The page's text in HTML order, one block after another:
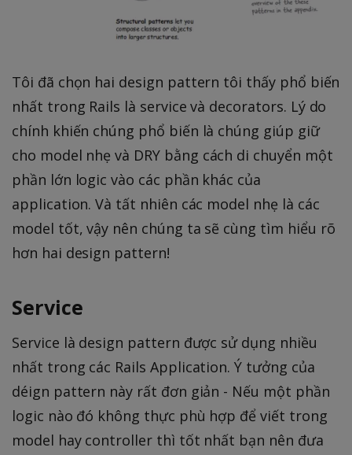
Tôi đã chọn hai design pattern tôi thấy phổ biến
nhất trong Rails là service và decorators. Lý do
chính khiến chúng phổ biến là chúng giúp giữ
cho model nhẹ và DRY bằng cách di chuyển một
phần lớn logic vào các phần khác của
application. Và tất nhiên các model nhẹ là các
model tốt, vậy nên chúng ta sẽ cùng tìm hiểu rõ
hơn hai design pattern!
Service
Service là design pattern được sử dụng nhiều
nhất trong các Rails Application. Ý tưởng của
déign pattern này rất đơn giản - Nếu một phần
logic nào đó không thực phù hợp để viết trong
model hay controller thì tốt nhất bạn nên đưa